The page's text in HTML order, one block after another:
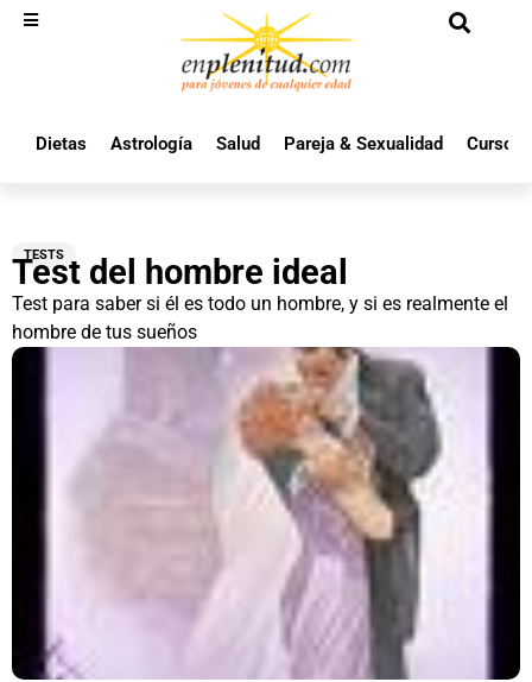
Dietas Astrología Salud Pareja & Sexualidad Cursos
TESTS
Test del hombre ideal
Test para saber si él es todo un hombre, y si es realmente el
hombre de tus sueños